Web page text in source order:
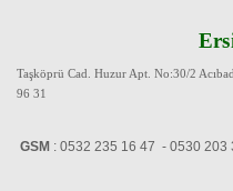
Taşköprü Cad. Huzur Apt. No:30/2
96 31
GSM : 0532 235 16 47 - 0530